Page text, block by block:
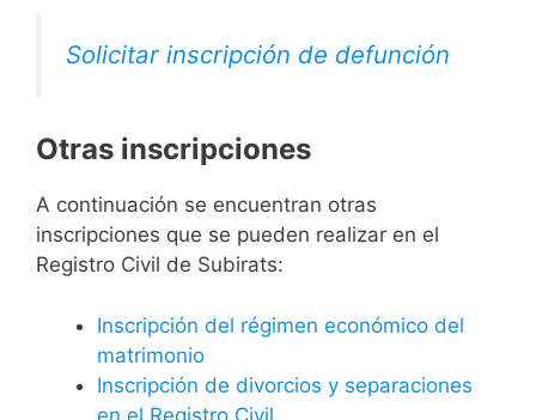
Solicitar inscripción de defunción
Otras inscripciones
A continuación se encuentran otras
inscripciones que se pueden realizar en el
Registro Civil de Subirats:
Inscripción del régimen económico del
matrimonio
Inscripción de divorcios y separaciones
en el Registro Civil